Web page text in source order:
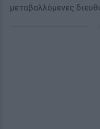
μεταβαλλόμενες